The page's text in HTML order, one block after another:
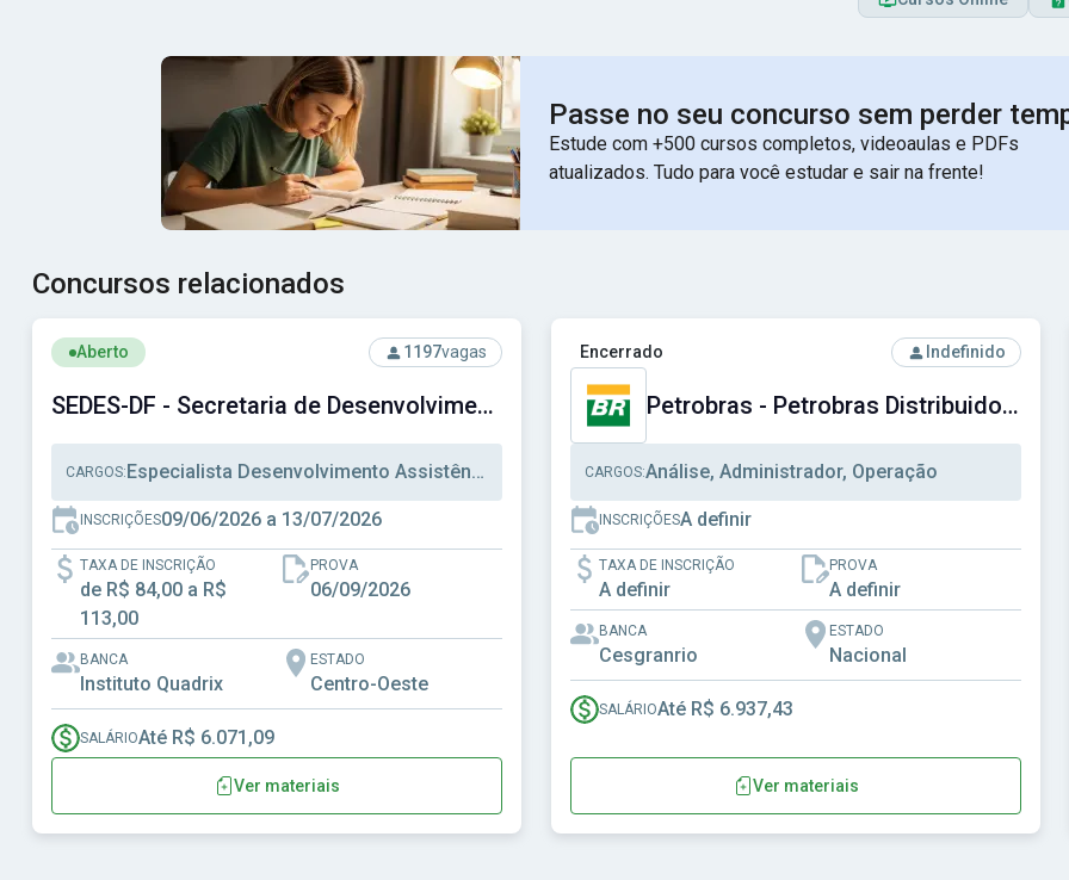
Passe no seu concurso sem perder
Estude com +500 cursos completos, videoaulas e PDFs
atualizados. Tudo para você estudar e sair na frente!
Concursos relacionados
Ver concurso: SEDES-DF - Secretaria de Desenvolvimento Social do Distrito Federal
Aberto 1197vagas
SEDES-DF - Secretaria de Desenvolvimento Social do Distrito Federal
CARGOS: Especialista Desenvolvimento Assistência Social, Técnico Desenvolvimento Assistência Social, Técnico Administrativo
INSCRIÇÕES09/06/2026 a 13/07/2026
TAXA DE INSCRIÇÃO
de R$ 84,00 a R$
113,00
PROVA
06/09/2026
BANCA
Instituto Quadrix
ESTADO
Centro-Oeste
SALÁRIOAté R$ 6.071,09
Ver materiais
Ver concurso: Petrobras - Petrobras Distribuidora S.A.
Encerrado Indefinido
Petrobras - Petrobras Distribuidora S.A.
CARGOS:Análise, Administrador, Operação
INSCRIÇÕESA definir
TAXA DE INSCRIÇÃO
A definir
PROVA
A definir
BANCA
Cesgranrio
ESTADO
Nacional
SALÁRIOAté R$ 6.937,43
Ver materiais